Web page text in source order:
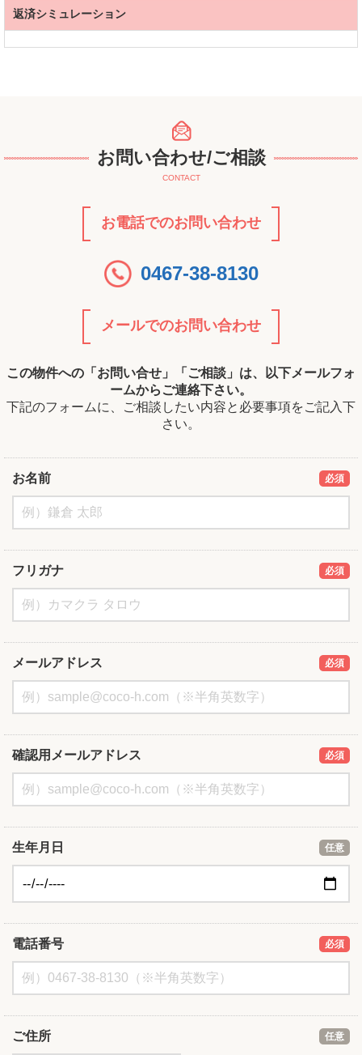
返済シミュレーション
お問い合わせ/ご相談
CONTACT
お電話でのお問い合わせ
0467-38-8130
メールでのお問い合わせ
この物件への「お問い合せ」「ご相談」は、以下メールフォ
ームからご連絡下さい。
下記のフォームに、ご相談したい内容と必要事項をご記入下
さい。
お名前 必須
フリガナ 必須
メールアドレス 必須
確認用メールアドレス 必須
生年月日 任意
電話番号 必須
ご住所 任意